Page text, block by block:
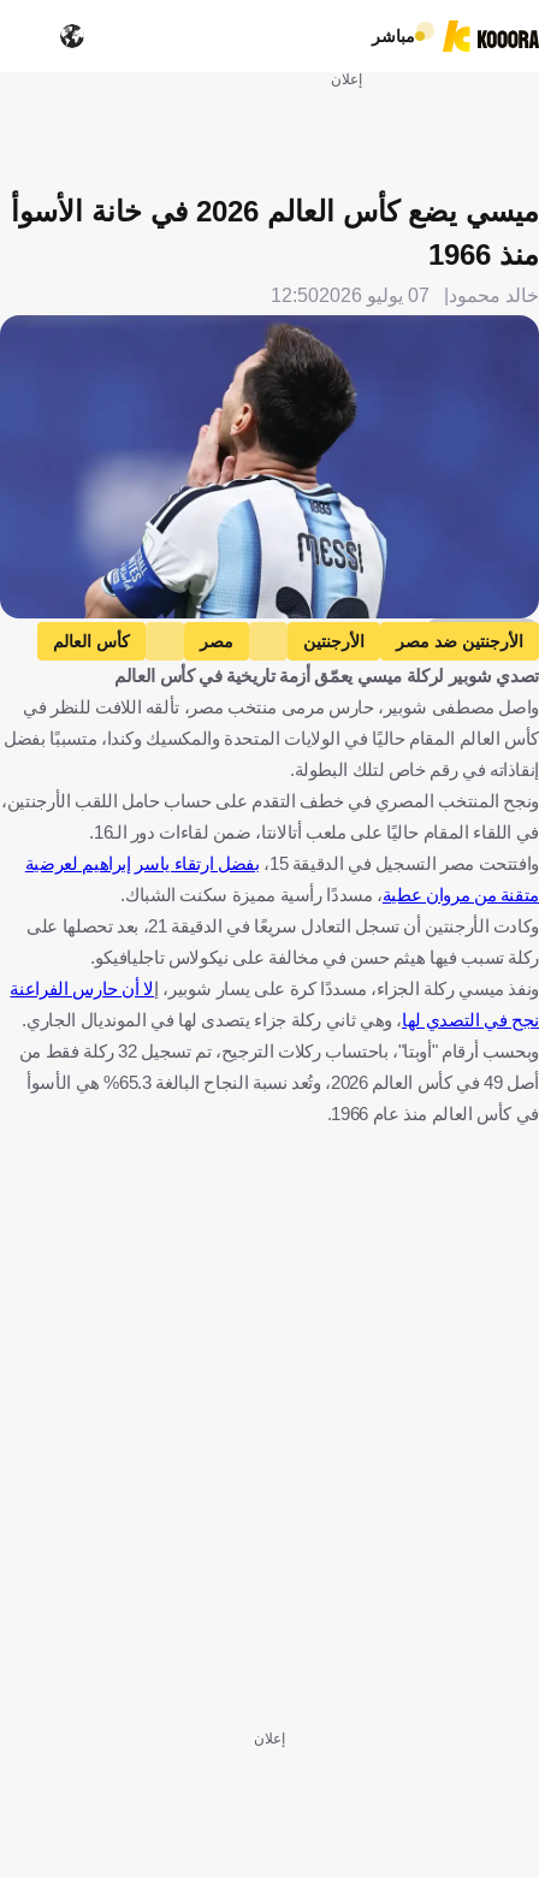
مباشر
إعلان
ميسي يضع كأس العالم 2026 في خانة الأسوأ
منذ 1966
خالد محمود 07 يوليو 2026 12:50
Getty Images
الأرجنتين ضد مصر الأرجنتين مصر
كأس العالم
ليونيل ميسي
الأرجنتين مصر الولايات المتحدة
تصدي شوبير لركلة ميسي يعمّق أزمة تاريخية في كأس العالم
واصل مصطفى شوبير، حارس مرمى منتخب مصر، تألقه اللافت للنظر في
كأس العالم المقام حاليًا في الولايات المتحدة والمكسيك وكندا، متسببًا بفضل
إنقاذاته في رقم خاص لتلك البطولة.
ونجح المنتخب المصري في خطف التقدم على حساب حامل اللقب الأرجنتين،
في اللقاء المقام حاليًا على ملعب أتالانتا، ضمن لقاءات دور الـ16.
وافتتحت مصر التسجيل في الدقيقة 15،
بفضل ارتقاء ياسر إبراهيم لعرضية
متقنة من مروان عطية، مسددًا رأسية مميزة سكنت الشباك.
وكادت الأرجنتين أن تسجل التعادل سريعًا في الدقيقة 21، بعد تحصلها على
ركلة تسبب فيها هيثم حسن في مخالفة على نيكولاس تاجليافيكو.
ونفذ ميسي ركلة الجزاء، مسددًا كرة على يسار شوبير، إلا أن حارس الفراعنة
نجح في التصدي لها، وهي ثاني ركلة جزاء يتصدى لها في المونديال الجاري.
وبحسب أرقام "أوبتا"، باحتساب ركلات الترجيح، تم تسجيل 32 ركلة فقط من
أصل 49 في كأس العالم 2026، وتُعد نسبة النجاح البالغة 65.3% هي الأسوأ
في كأس العالم منذ عام 1966.
إعلان